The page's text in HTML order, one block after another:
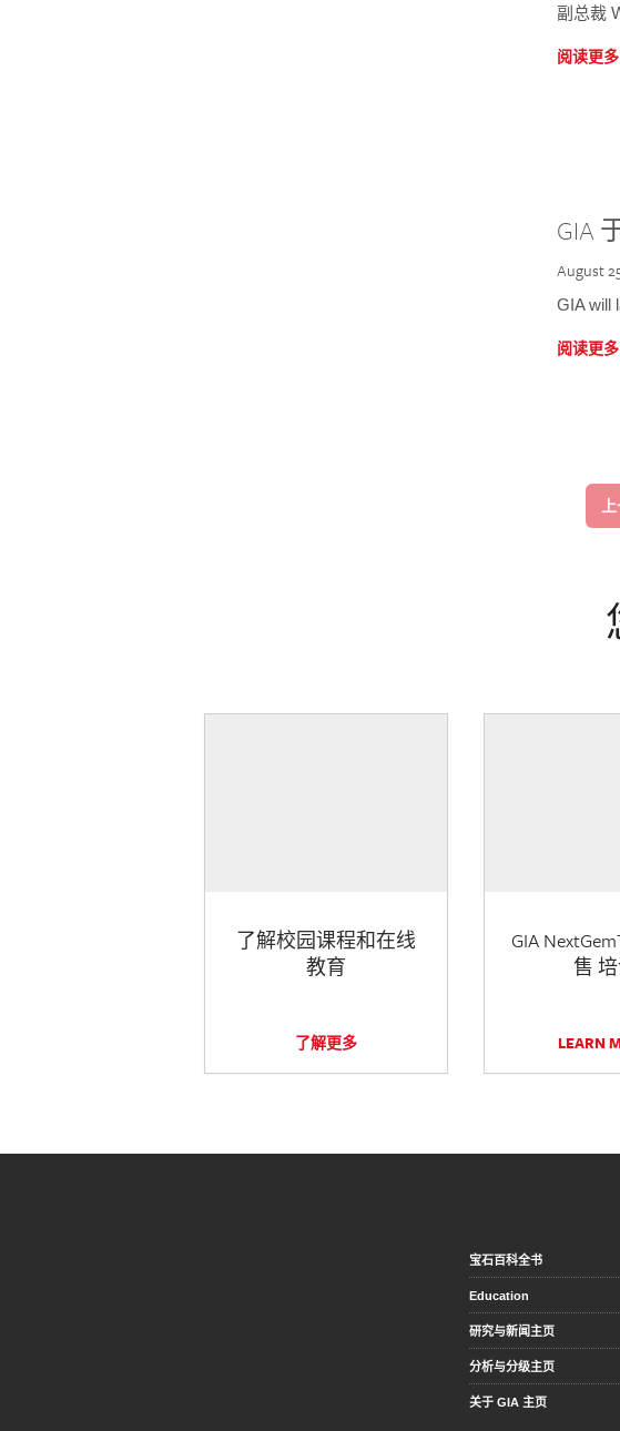
副总裁
阅读更多
GIA
August
GIA will
阅读更多
了解校园课程和在线
教育
了解更多
GIA
售
LEARN
宝石百科全书
Education
研究与新闻主页
分析与分级主页
关于 GIA 主页